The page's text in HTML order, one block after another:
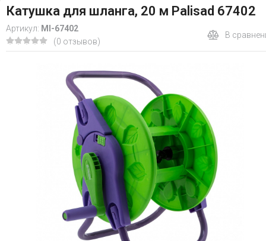
Катушка для шланга, 20 м Palisad 67402
Артикул: MI-67402
(0 отзывов)
В